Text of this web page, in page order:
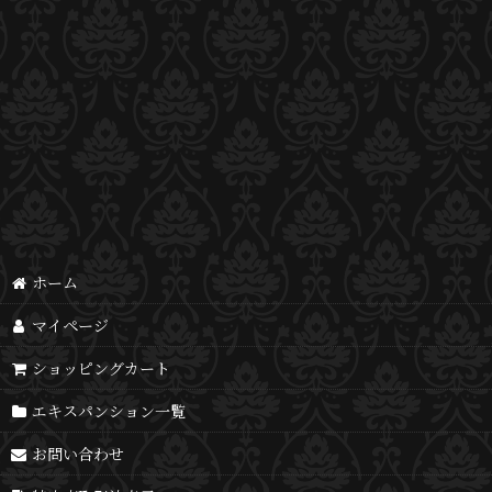
ホーム
マイページ
ショッピングカート
エキスパンション一覧
お問い合わせ